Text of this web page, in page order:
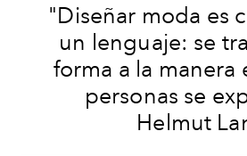
"Diseñar moda es
un lenguaje: se
forma a la manera
personas se
Helmut